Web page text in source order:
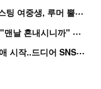
“
연습생 아닙니다” 싸이 '흠뻑쇼' 즉석 캐스팅 여중생, 루머 뿔났다[Oh!쎈 이...
홍
진영, '임신설' 종결 작정하고 입은 옷…"맨날 혼내시니까" 억울
'
흑백' 김도윤♥배우 김서연, 4년만 공개열애 시작..드디어 SNS에 노출 [핫피...